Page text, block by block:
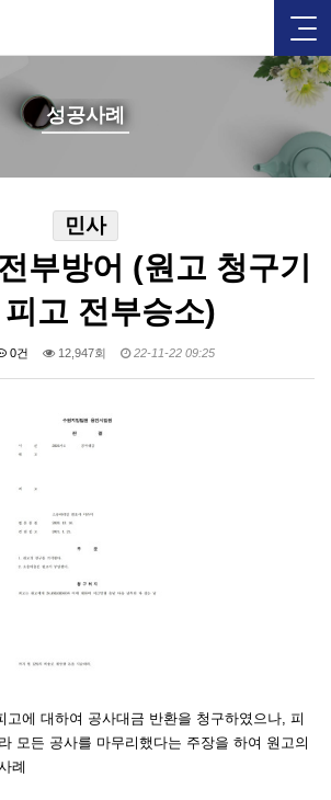
성공사례
민사
부방어 (원고 청구기
고 전부승소)
0건 12,947회 22-11-22 09:25
고에 대하여 공사대금 반환을 청구하였으나, 피
모든 공사를 마무리했다는 주장을 하여 원고의
례